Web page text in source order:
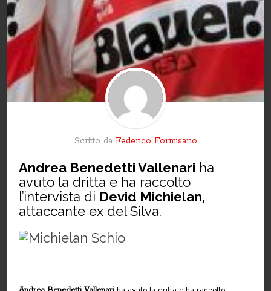
Scritto da Federico Formisano
Andrea Benedetti Vallenari ha
avuto la dritta e ha raccolto
l’intervista di Devid Michielan,
attaccante ex del Silva.